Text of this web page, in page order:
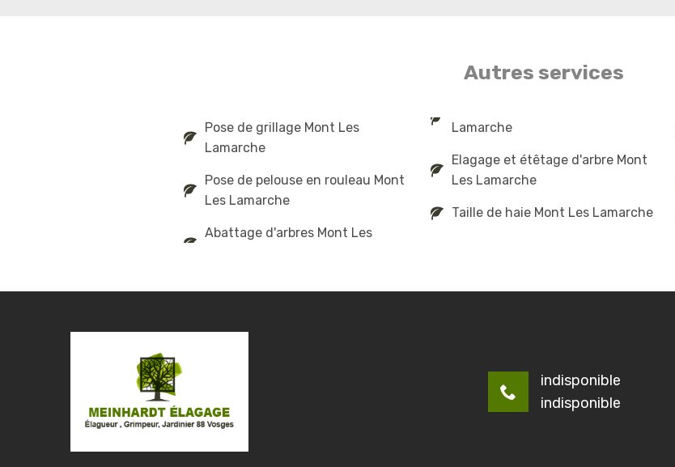
Autres services
Pose de grillage Mont Les
Lamarche
Pose de pelouse en rouleau Mont
Les Lamarche
Abattage d'arbres Mont Les
Lamarche
Elagage et étêtage d'arbre Mont
Les Lamarche
Taille de haie Mont Les Lamarche
indisponible
indisponible